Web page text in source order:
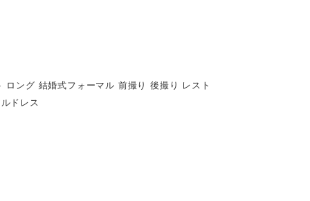
ング 結婚式フォーマル 前撮り 後撮り レスト
ドレス